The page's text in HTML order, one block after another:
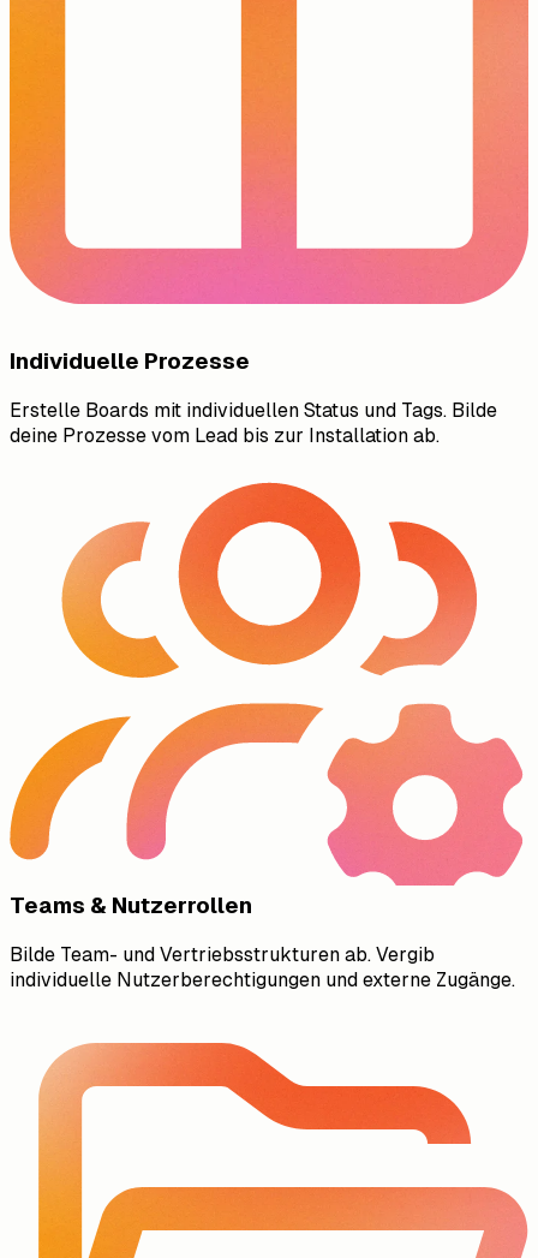
Individuelle Prozesse
Erstelle Boards mit individuellen Status und Tags. Bilde
deine Prozesse vom Lead bis zur Installation ab.
Teams & Nutzerrollen
Bilde Team- und Vertriebsstrukturen ab. Vergib
individuelle Nutzerberechtigungen und externe Zugänge.